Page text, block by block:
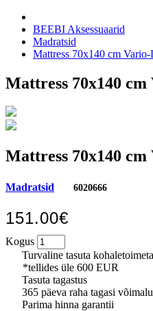
BEEBI Aksessuaarid
Madratsid
Mattress 70x140 cm
Mattress 70x140
Mattress 70x140
Madratsid 6020666
151.00€
Kogus
Turvaline tasuta
*tellides üle 600 EUR
Tasuta tagastus
365 päeva raha tagasi
Parima hinna garantii